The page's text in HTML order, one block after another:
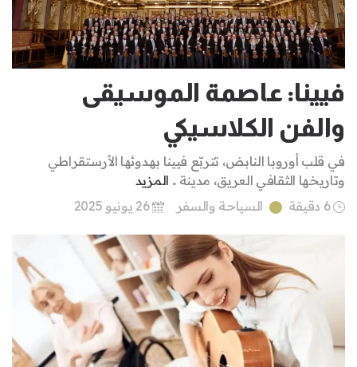
فيينا: عاصمة الموسيقى
والفن الكلاسيكي
في قلب أوروبا النابض، تتربّع فيينا بهدوئها الأرستقراطي
وتاريخها الثقافي العريق، مدينة .. المزيد
6 دقيقة
السياحة والسفر 26 يونيو 2025